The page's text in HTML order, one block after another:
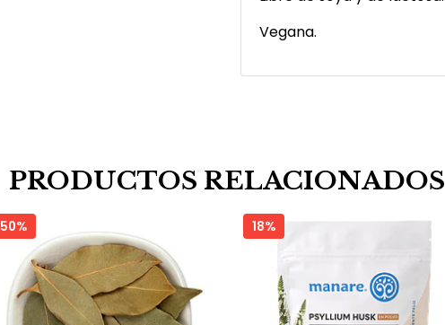
Vegana.
PRODUCTOS RELACIONADOS
50% 18%